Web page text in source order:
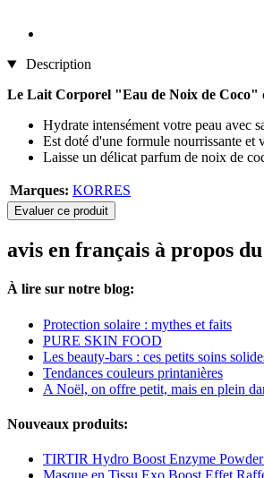
Description
Le Lait Corporel "Eau de Noix de Coco"
Hydrate intensément votre peau avec
Est doté d'une formule nourrissante et
Laisse un délicat parfum de noix de
Marques: KORRES
Evaluer ce produit
avis en français à propos
À lire sur notre blog:
Protection solaire : mythes et faits
PURE SKIN FOOD
Les beauty-bars : ces petits soins
Tendances couleurs printanières
A Noël, on offre petit, mais en plein
Nouveaux produits:
TIRTIR Hydro Boost Enzyme Powder